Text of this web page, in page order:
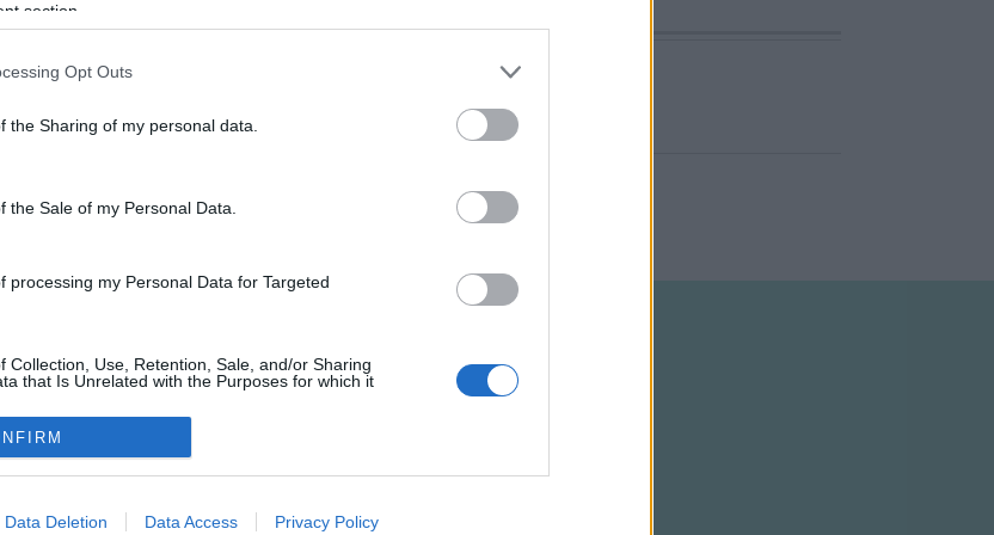
section.
Opt Outs
the Sharing of my personal data.
the Sale of my Personal Data.
processing my Personal Data for Targeted
Collection, Use, Retention, Sale, and/or Sharing
that Is Unrelated with the Purposes for which it
to enable storage related to advertising like cookies on
Data Deletion Data Access Privacy Policy